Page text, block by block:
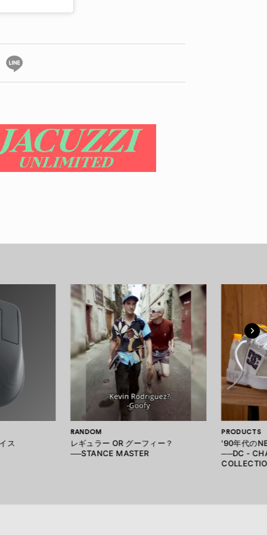
ス
RANDOM
レギュラー OR グーフィー？
──STANCE MASTER
PRODUCTS
'90年代の
──DC -